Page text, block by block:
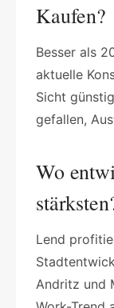
Kaufen?
Besser als
aktuelle
Sicht
gefallen,
Wo
Lend
Andritz und